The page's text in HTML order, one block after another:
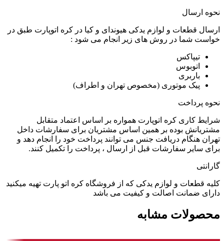
نحوه ارسال
ارسال قطعات و لوازم یدکی هیوندای و کیا در کره اتوپارت طبق در
خواست شما در روش های زیر انجام می شود :
تیپاکس
اتوبوس
باربری
پیک موتوری (مخصوص تهران و اطراف)
نحوه پرداخت
شرایط کاری کره اتوپارت همواره بر اساس اعتماد متقابل
مشتریانش بوده بر همین اساس مشتریان برای سفارشات داخل
تهران هنگام دریافت جنس می توانند پرداخت خود را انجام دهد و
برای سایر سفارشات قبل از ارسال ، پرداخت را تکمیل کنند.
گارانتی
کلیه قطعات و لوازم یدکی که از فروشگاه کره اتو پارت تهیه میکنید
دارای ضمانت اصالت و کیفیت می باشد
محصولات مشابه